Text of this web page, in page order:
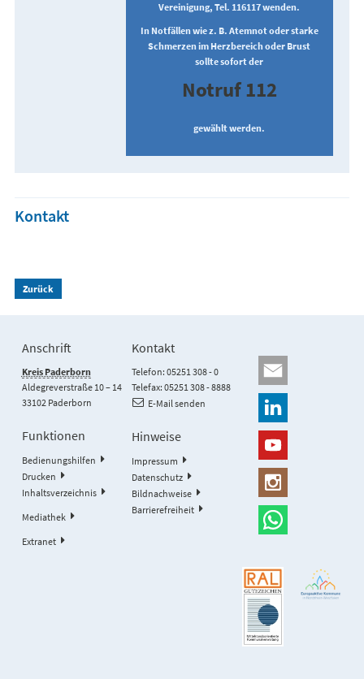
Vereinigung, Tel. 116117 wenden.
In Notfällen wie z. B. Atemnot oder starke
Schmerzen im Herzbereich oder Brust
sollte sofort der
Notruf 112
gewählt werden.
Kontakt
Zurück
Anschrift
Kreis Paderborn
Aldegreverstraße 10 – 14
33102 Paderborn
Kontakt
Telefon: 05251 308 - 0
Telefax: 05251 308 - 8888
E-Mail senden
Funktionen
Bedienungshilfen
Drucken
Inhaltsverzeichnis
Mediathek
Extranet
Hinweise
Impressum
Datenschutz
Bildnachweise
Barrierefreiheit